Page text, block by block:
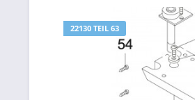
22130 TEIL 63